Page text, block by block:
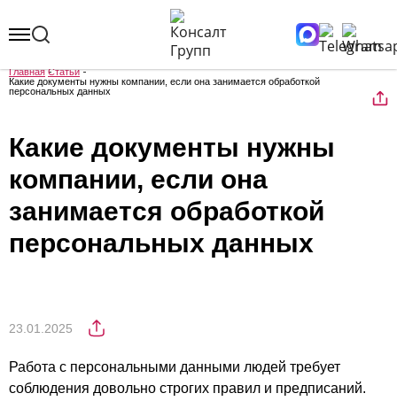
Главная Статьи
Какие документы нужны компании, если она занимается обработкой
персональных данных
Какие документы нужны
компании, если она
занимается обработкой
персональных данных
23.01.2025
Работа с персональными данными людей требует
соблюдения довольно строгих правил и предписаний.